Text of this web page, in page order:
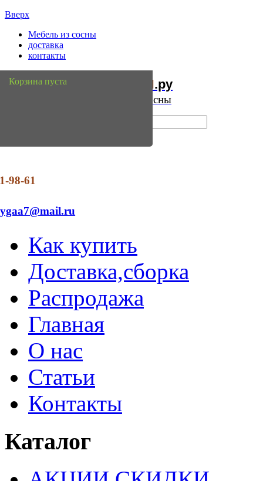
Вверх
Мебель из сосны
доставка
контакты
Мебель Сосны.ру
Интернет магазин мебели из сосны
98-61
Как купить
Доставка,сборка
Распродажа
Главная
О нас
Статьи
Контакты
Корзина пуста
Каталог